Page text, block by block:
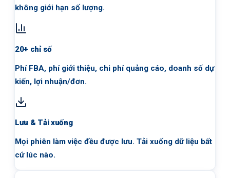
không giới hạn số lượng.
20+ chỉ số
Phí FBA, phí giới thiệu, chi phí quảng cáo, doanh số dự
kiến, lợi nhuận/đơn.
Lưu & Tải xuống
Mọi phiên làm việc đều được lưu. Tải xuống dữ liệu bất
cứ lúc nào.